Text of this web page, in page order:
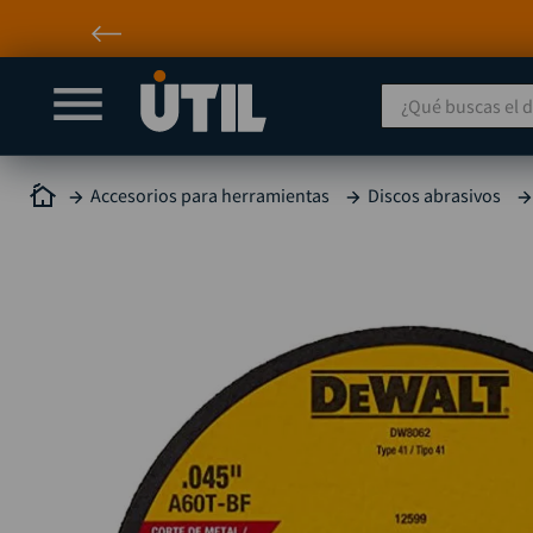
¿Qué buscas el día
Accesorios para herramientas Discos abrasivos